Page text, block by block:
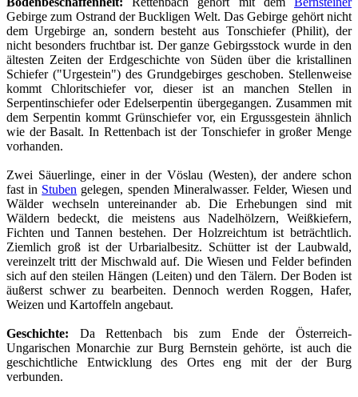
Gebirge zum Ostrand der Buckligen Welt. Das Gebirge gehört nicht
dem Urgebirge an, sondern besteht aus Tonschiefer (Philit), der
nicht besonders fruchtbar ist. Der ganze Gebirgsstock wurde in den
ältesten Zeiten der Erdgeschichte von Süden über die kristallinen
Schiefer ("Urgestein") des Grundgebirges geschoben. Stellenweise
kommt Chloritschiefer vor, dieser ist an manchen Stellen in
Serpentinschiefer oder Edelserpentin übergegangen. Zusammen mit
dem Serpentin kommt Grünschiefer vor, ein Ergussgestein ähnlich
wie der Basalt. In Rettenbach ist der Tonschiefer in großer Menge
vorhanden.
Zwei Säuerlinge, einer in der Vöslau (Westen), der andere schon
fast in Stuben gelegen, spenden Mineralwasser. Felder, Wiesen und
Wälder wechseln untereinander ab. Die Erhebungen sind mit
Wäldern bedeckt, die meistens aus Nadelhölzern, Weißkiefern,
Fichten und Tannen bestehen. Der Holzreichtum ist beträchtlich.
Ziemlich groß ist der Urbarialbesitz. Schütter ist der Laubwald,
vereinzelt tritt der Mischwald auf. Die Wiesen und Felder befinden
sich auf den steilen Hängen (Leiten) und den Tälern. Der Boden ist
äußerst schwer zu bearbeiten. Dennoch werden Roggen, Hafer,
Weizen und Kartoffeln angebaut.
Geschichte: Da Rettenbach bis zum Ende der Österreich-
Ungarischen Monarchie zur Burg Bernstein gehörte, ist auch die
geschichtliche Entwicklung des Ortes eng mit der der Burg
verbunden.